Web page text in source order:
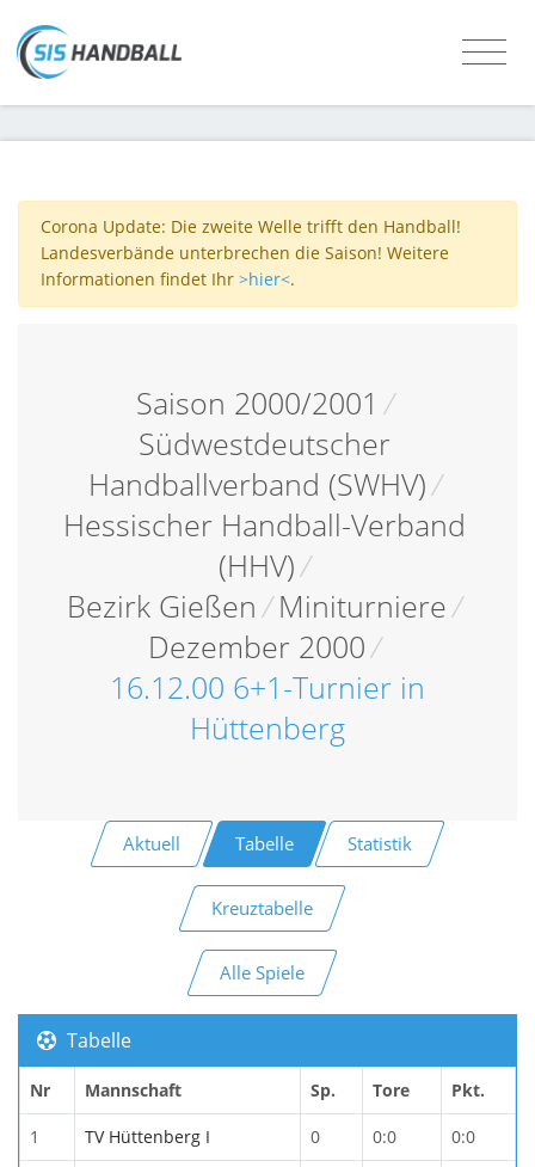
Corona Update: Die zweite Welle trifft den Handball!
Landesverbände unterbrechen die Saison! Weitere
Informationen findet Ihr >hier<.
Saison 2000/2001 /
Südwestdeutscher
Handballverband (SWHV)/
Hessischer Handball-Verband
(HHV)/
Bezirk Gießen / Miniturniere/
Dezember 2000/
16.12.00 6+1-Turnier in
Hüttenberg
Aktuell Tabelle Statistik
Kreuztabelle
Alle Spiele
Tabelle
Nr Mannschaft Sp. Tore Pkt.
1 TV Hüttenberg I 0 0:0 0:0